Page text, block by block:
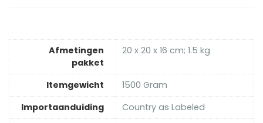
Afmetingen
pakket
‎20 x 20 x 16 cm; 1.5 kg
Itemgewicht
‎1500 Gram
Importaanduiding
‎Country as Labeled